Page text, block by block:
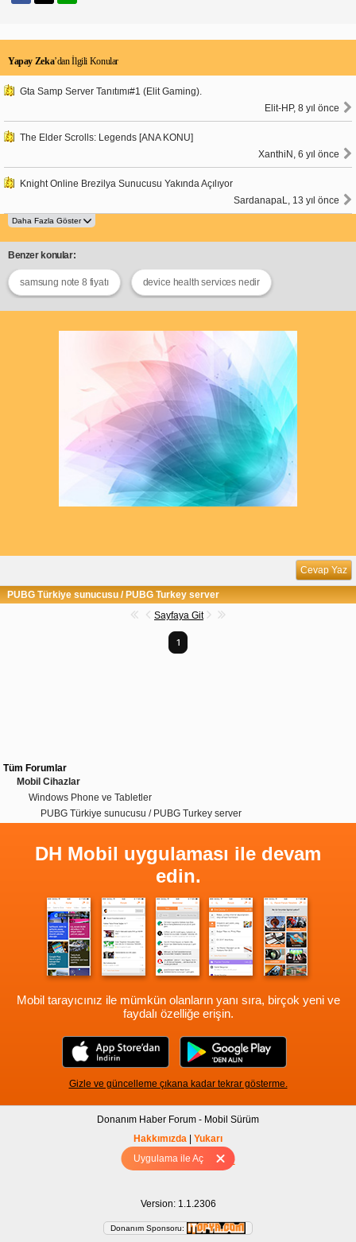
Uygulama ile Aç
Yapay Zeka’dan İlgili Konular
Gta Samp Server Tanıtımı#1 (Elit Gaming).
Elit-HP, 8 yıl önce
The Elder Scrolls: Legends [ANA KONU]
XanthiN, 6 yıl önce
Knight Online Brezilya Sunucusu Yakında Açılıyor
SardanapaL, 13 yıl önce
Benzer konular:
samsung note 8 fiyatı device health services nedir
Cevap Yaz
PUBG Türkiye sunucusu / PUBG Turkey server
Sayfaya Git
1
Tüm Forumlar
Mobil Cihazlar
Windows Phone ve Tabletler
PUBG Türkiye sunucusu / PUBG Turkey server
DH Mobil uygulaması ile devam
edin.
Mobil tarayıcınız ile mümkün olanların yanı sıra, birçok yeni ve
faydalı özelliğe erişin.
Gizle ve güncelleme çıkana kadar tekrar gösterme.
Donanım Haber Forum - Mobil Sürüm
Hakkımızda | Yukarı
Tam sürüm için Tıklayınız
Version: 1.1.2306
Donanım Sponsoru: